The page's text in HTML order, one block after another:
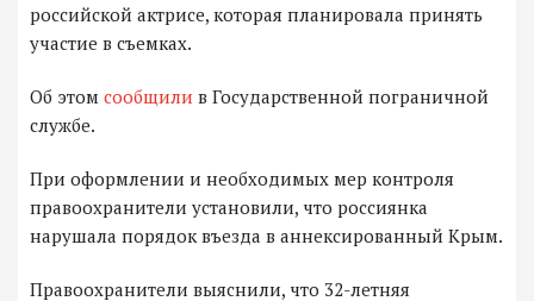
российской актрисе, которая планировала принять
участие в съемках.
Об этом сообщили в Государственной пограничной
службе.
При оформлении и необходимых мер контроля
правоохранители установили, что россиянка
нарушала порядок въезда в аннексированный Крым.
Правоохранители выяснили, что 32-летняя